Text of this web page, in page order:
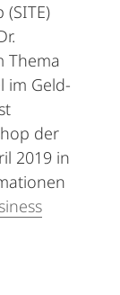
Thema
im Geld-
der
2019 in